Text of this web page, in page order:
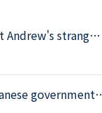
strange b
farm. You wer